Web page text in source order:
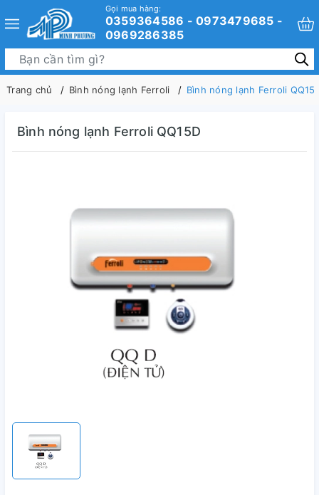
Gọi mua hàng:
0359364586 - 0973479685 -
0969286385
Trang chủ Bình nóng lạnh Ferroli Bình nóng lạnh Ferroli
Bình nóng lạnh Ferroli QQ15D